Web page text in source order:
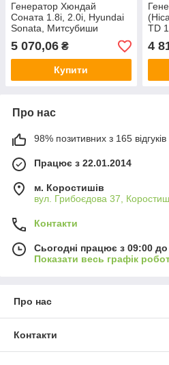
Генератор Хюндай
Соната 1.8i, 2.0i, Hyundai
Sonata, Митсубиши
Галант 2.0i 1991-1999гг.
90А відновлений
5 070,06 ₴
Купити
TD
4
Про нас
98% позитивних з 165 відгуків
Працює з 22.01.2014
м. Коростишів
вул. Грибоєдова 37,
Контакти
Сьогодні працює з 09:00
Показати весь графік
Про нас
Контакти